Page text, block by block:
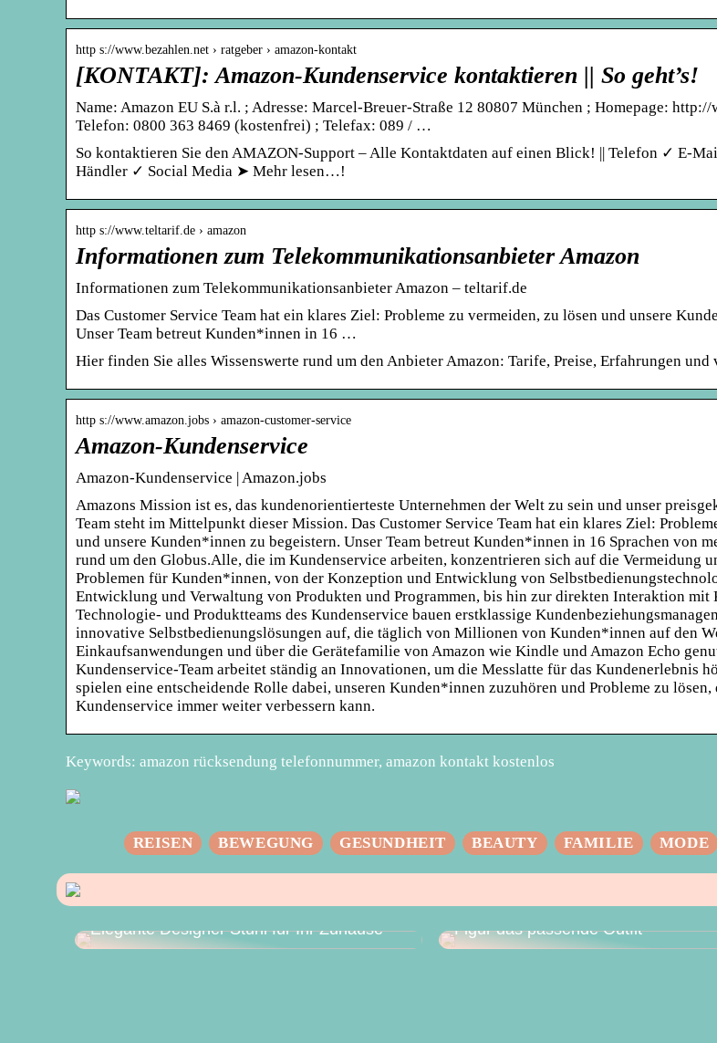
http s://www.bezahlen.net › ratgeber › amazon-kontakt
[KONTAKT]: Amazon-Kundenservice kontaktieren || So geht’s!
Name: Amazon EU S.à r.l. ; Adresse: Marcel-Breuer-Straße 12 80807 München ; Homepage: http://
Telefon: 0800 363 8469 (kostenfrei) ; Telefax: 089 / …
So kontaktieren Sie den AMAZON-Support – Alle Kontaktdaten auf einen Blick! || Telefon ✓ E-
Händler ✓ Social Media ➤ Mehr lesen…!
http s://www.teltarif.de › amazon
Informationen zum Telekommunikationsanbieter Amazon
Informationen zum Telekommunikationsanbieter Amazon – teltarif.de
Das Customer Service Team hat ein klares Ziel: Probleme zu vermeiden, zu lösen und unsere
Unser Team betreut Kunden*innen in 16 …
Hier finden Sie alles Wissenswerte rund um den Anbieter Amazon: Tarife, Preise, Erfahrungen und
http s://www.amazon.jobs › amazon-customer-service
Amazon-Kundenservice
Amazon-Kundenservice | Amazon.jobs
Amazons Mission ist es, das kundenorientierteste Unternehmen der Welt zu sein und unser
Team steht im Mittelpunkt dieser Mission. Das Customer Service Team hat ein klares Ziel:
und unsere Kunden*innen zu begeistern. Unser Team betreut Kunden*innen in 16 Sprachen von
rund um den Globus.Alle, die im Kundenservice arbeiten, konzentrieren sich auf die Vermeidung
Problemen für Kunden*innen, von der Konzeption und Entwicklung von
Entwicklung und Verwaltung von Produkten und Programmen, bis hin zur direkten Interaktion mit
Technologie- und Produktteams des Kundenservice bauen erstklassige
innovative Selbstbedienungslösungen auf, die täglich von Millionen von Kunden*innen auf den
Einkaufsanwendungen und über die Gerätefamilie von Amazon wie Kindle und Amazon Echo
Kundenservice-Team arbeitet ständig an Innovationen, um die Messlatte für das Kundenerlebnis
spielen eine entscheidende Rolle dabei, unseren Kunden*innen zuzuhören und Probleme zu lösen,
Kundenservice immer weiter verbessern kann.
Keywords: amazon rücksendung telefonnummer, amazon kontakt kostenlos
REISEN BEWEGUNG GESUNDHEIT BEAUTY FAMILIE MODE
Elegante Designer Stuhl für Ihr Zuhause
Das perfekte Hochzeitskleid – für
Figur das passende Outfit